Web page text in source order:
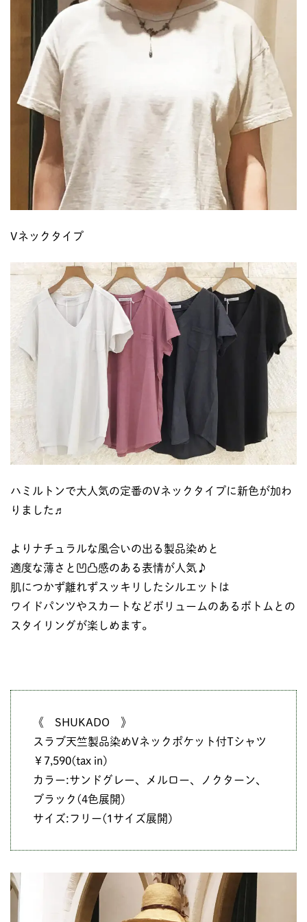
Vネックタイプ
ハミルトンで大人気の定番のVネックタイプに新色が加わ
りました♬
よりナチュラルな風合いの出る製品染めと
適度な薄さと凹凸感のある表情が人気♪
肌につかず離れずスッキリしたシルエットは
ワイドパンツやスカートなどボリュームのあるボトムとの
スタイリングが楽しめます。
《 SHUKADO 》
スラブ天竺製品染めVネックポケット付Tシャツ
￥7,590(tax in)
カラー:サンドグレー、メルロー、ノクターン、
ブラック(4色展開)
サイズ:フリー(1サイズ展開)